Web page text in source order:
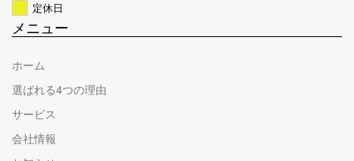
定休日
メニュー
ホーム
選ばれる4つの理由
サービス
会社情報